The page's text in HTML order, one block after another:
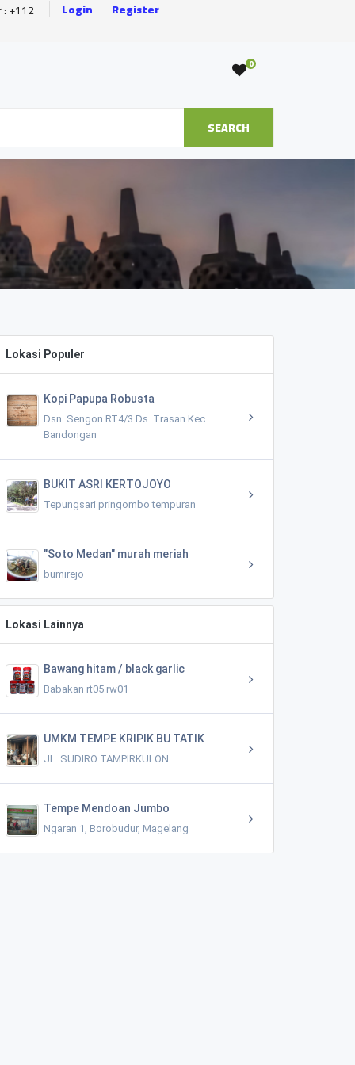
: +112 Login Register
0
SEARCH
Lokasi Populer
Kopi Papupa Robusta
Dsn. Sengon RT4/3 Ds. Trasan Kec.
Bandongan
BUKIT ASRI KERTOJOYO
Tepungsari pringombo tempuran
"Soto Medan" murah meriah
bumirejo
Lokasi Lainnya
Bawang hitam / black garlic
Babakan rt05 rw01
UMKM TEMPE KRIPIK BU TATIK
JL. SUDIRO TAMPIRKULON
Tempe Mendoan Jumbo
Ngaran 1, Borobudur, Magelang